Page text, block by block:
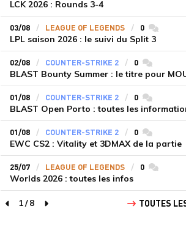
LCK 2026 : Rounds 3-4
03/08 LEAGUE OF LEGENDS 0
LPL saison 2026 : le suivi du Split 3
02/08 COUNTER-STRIKE 2 0
BLAST Bounty Summer : le titre pour
01/08 COUNTER-STRIKE 2 0
01/08 COUNTER-STRIKE 2 0
EWC CS2 : Vitality et 3DMAX de la partie
25/07 LEAGUE OF LEGENDS 0
Worlds 2026 : toutes les infos
page précédente
1/8
page suivante
TOUTES